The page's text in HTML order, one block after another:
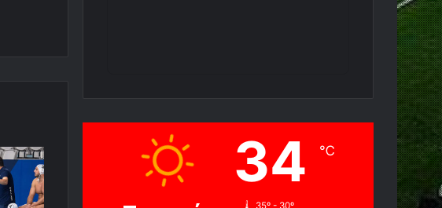
34 ℃
35º - 30º